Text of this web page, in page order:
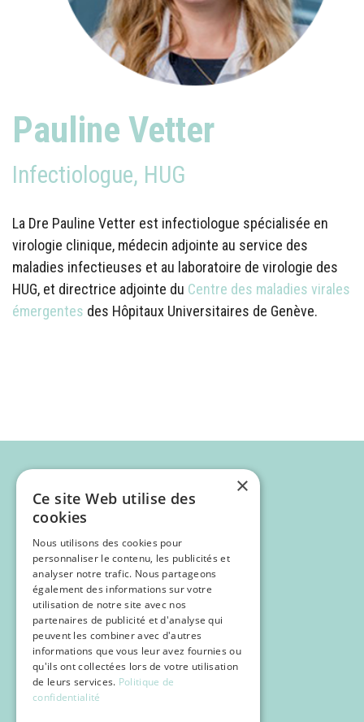
Pauline Vetter
Infectiologue, HUG
La Dre Pauline Vetter est infectiologue spécialisée en
virologie clinique, médecin adjointe au service des
maladies infectieuses et au laboratoire de virologie des
HUG, et directrice adjointe du Centre des maladies virales
émergentes des Hôpitaux Universitaires de Genève.
Programme
Inscription
POCUS
×
Ce site Web utilise des
cookies
Nous utilisons des cookies pour
personnaliser le contenu, les publicités et
analyser notre trafic. Nous partageons
également des informations sur votre
utilisation de notre site avec nos
partenaires de publicité et d'analyse qui
peuvent les combiner avec d'autres
informations que vous leur avez fournies ou
qu'ils ont collectées lors de votre utilisation
de leurs services. Politique de
confidentialité